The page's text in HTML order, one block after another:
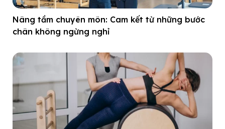
Nâng tầm chuyên môn: Cam kết từ những bước
chân không ngừng nghỉ